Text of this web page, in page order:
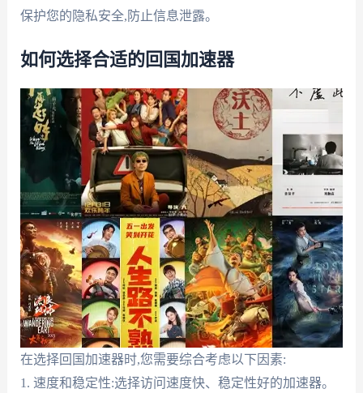
保护您的隐私安全,防止信息泄露。
如何选择合适的回国加速器
在选择回国加速器时,您需要综合考虑以下因素:
1. 速度和稳定性:选择访问速度快、稳定性好的加速器。